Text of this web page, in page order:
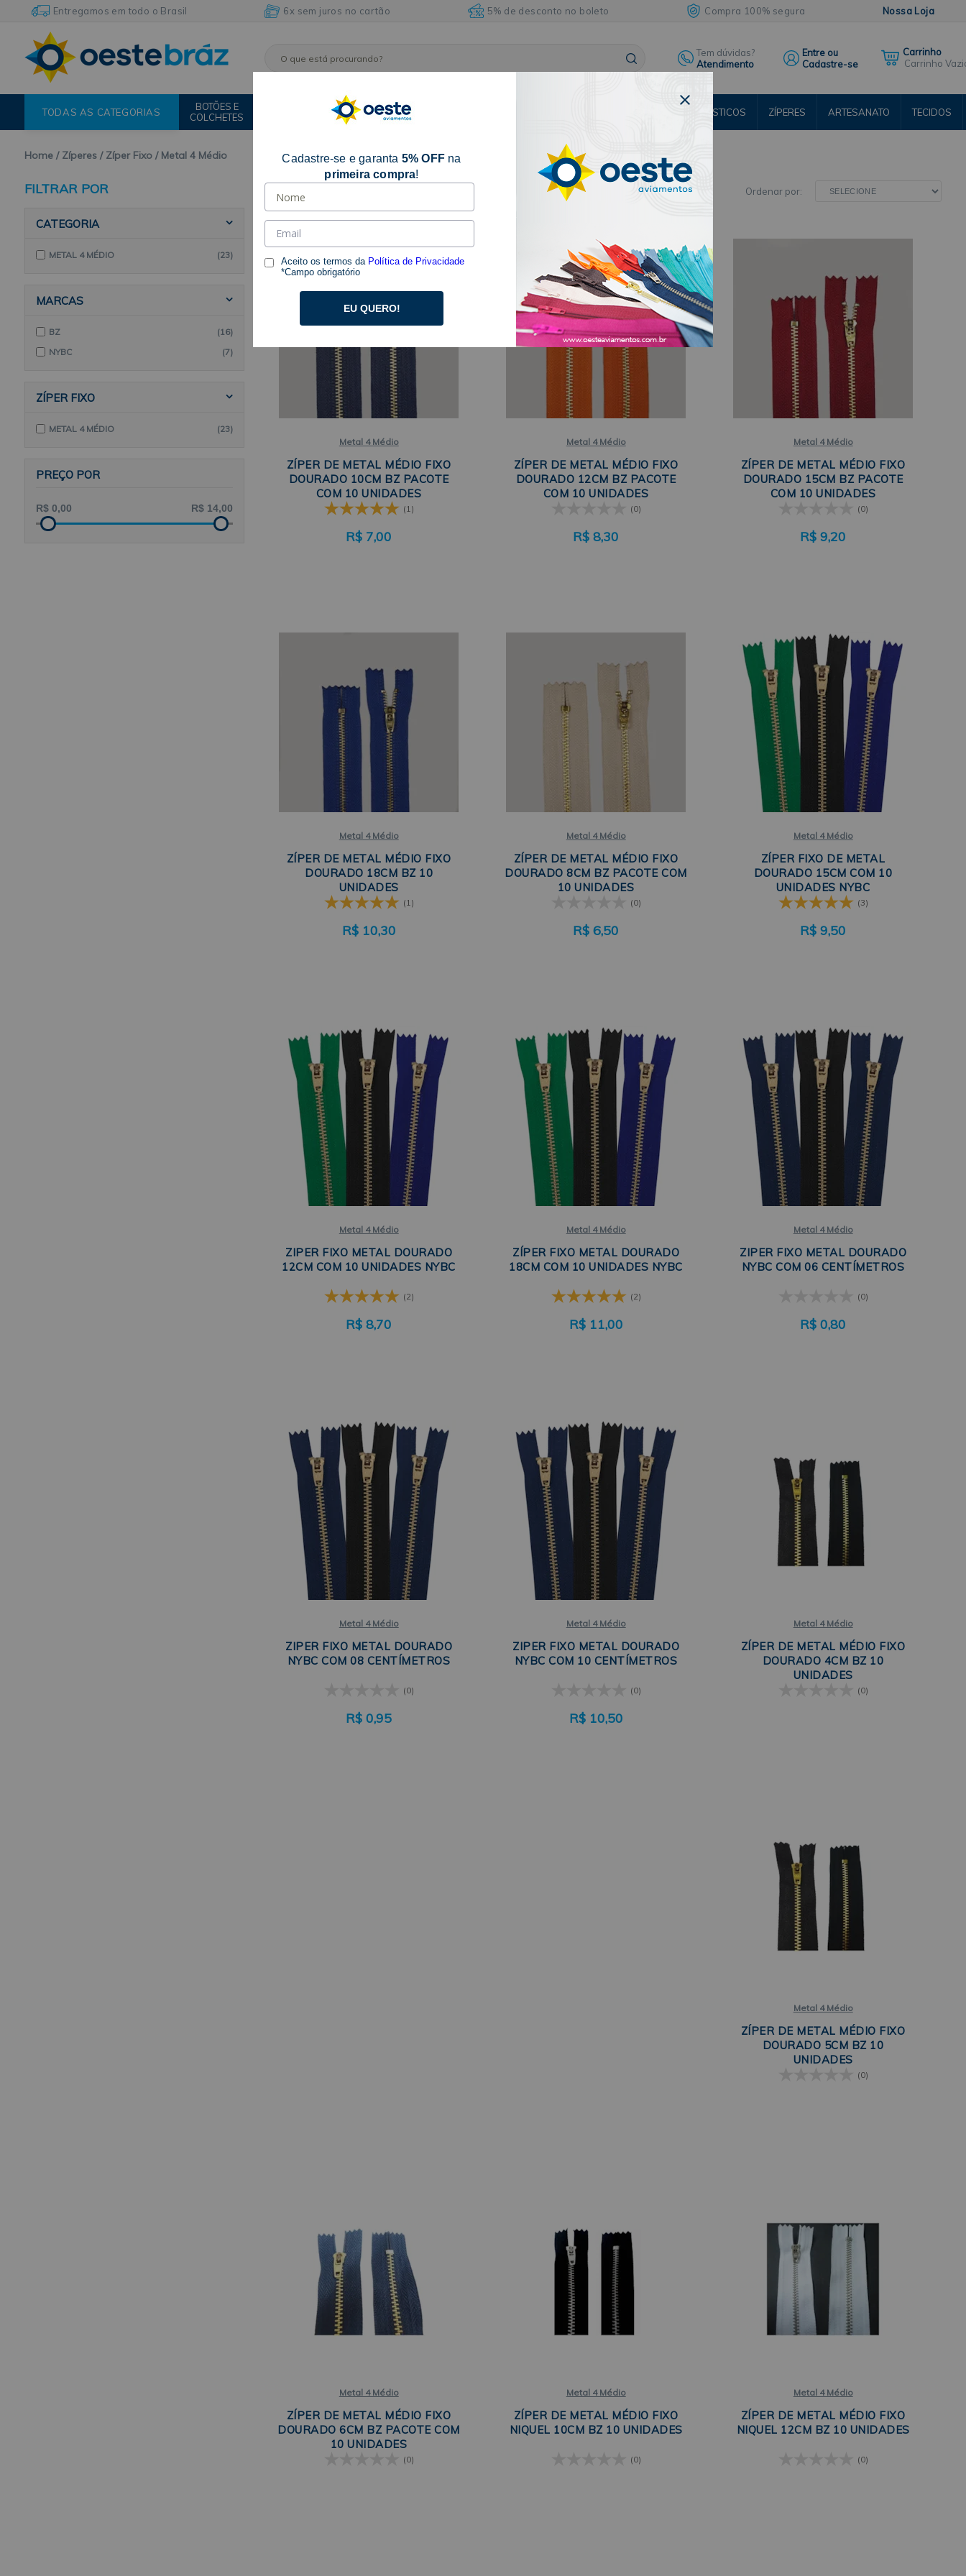
Entregamos em todo o Brasil 6x sem juros no cartão 5% de desconto no boleto Compra 100% segura Nossa Loja
Tem dúvidas?
Atendimento
Entre ou
Cadastre-se
Carrinho
TODAS AS CATEGORIAS
BOTÕES E
COLCHETES
FITAS
ARMARINHOS
E
ACESSÓRIOS
ELÁSTICOS ZÍPERES ARTESANATO TECIDOS
Home Zíperes Zíper Fixo Metal 4 Médio
FILTRAR POR
CATEGORIA
METAL 4 MÉDIO (23)
MARCAS
BZ
(16)
NYBC
(7)
ZÍPER FIXO
METAL 4 MÉDIO (23)
PREÇO POR
Ordenar por:
Metal 4 Médio
ZÍPER DE METAL MÉDIO FIXO
DOURADO 10CM BZ PACOTE
COM 10 UNIDADES
(1)
R$ 7,00
Metal 4 Médio
ZÍPER DE METAL MÉDIO FIXO
DOURADO 12CM BZ PACOTE
COM 10 UNIDADES
(0)
R$ 8,30
Metal 4 Médio
ZÍPER DE METAL MÉDIO FIXO
DOURADO 15CM BZ PACOTE
COM 10 UNIDADES
(0)
R$ 9,20
Metal 4 Médio
ZÍPER DE METAL MÉDIO FIXO
DOURADO 18CM BZ 10
UNIDADES
(1)
R$ 10,30
Metal 4 Médio
ZÍPER DE METAL MÉDIO FIXO
DOURADO 8CM BZ PACOTE COM
10 UNIDADES
(0)
R$ 6,50
Metal 4 Médio
ZÍPER FIXO DE METAL
DOURADO 15CM COM 10
UNIDADES NYBC
(3)
R$ 9,50
Metal 4 Médio
ZIPER FIXO METAL DOURADO
12CM COM 10 UNIDADES NYBC
(2)
R$ 8,70
Metal 4 Médio
ZÍPER FIXO METAL DOURADO
18CM COM 10 UNIDADES NYBC
(2)
R$ 11,00
Metal 4 Médio
ZIPER FIXO METAL DOURADO
NYBC COM 06 CENTÍMETROS
(0)
R$ 0,80
Metal 4 Médio
ZIPER FIXO METAL DOURADO
NYBC COM 08 CENTÍMETROS
(0)
R$ 0,95
Metal 4 Médio
ZIPER FIXO METAL DOURADO
NYBC COM 10 CENTÍMETROS
(0)
R$ 10,50
Metal 4 Médio
ZÍPER DE METAL MÉDIO FIXO
DOURADO 4CM BZ 10
UNIDADES
(0)
Metal 4 Médio
ZÍPER DE METAL MÉDIO FIXO
DOURADO 5CM BZ 10
UNIDADES
(0)
Metal 4 Médio
ZÍPER DE METAL MÉDIO FIXO
DOURADO 6CM BZ PACOTE COM
10 UNIDADES
(0)
Metal 4 Médio
ZÍPER DE METAL MÉDIO FIXO
NIQUEL 10CM BZ 10 UNIDADES
(0)
Metal 4 Médio
ZÍPER DE METAL MÉDIO FIXO
NIQUEL 12CM BZ 10 UNIDADES
(0)
Cadastre-se e garanta 5% OFF na
primeira compra!
Aceito os termos da Política de Privacidade
*Campo obrigatório
EU QUERO!